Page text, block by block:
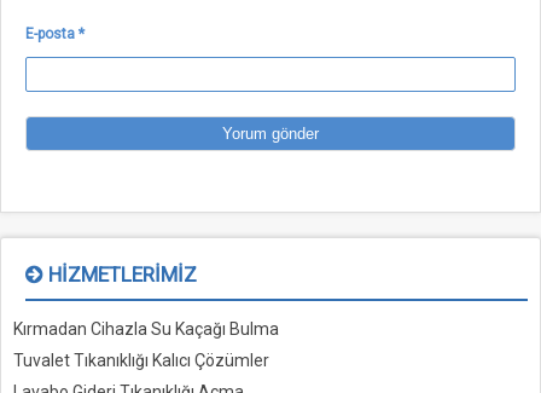
E-posta *
HIZMETLERIMIZ
Kırmadan Cihazla Su Kaçağı Bulma
Tuvalet Tıkanıklığı Kalıcı Çözümler